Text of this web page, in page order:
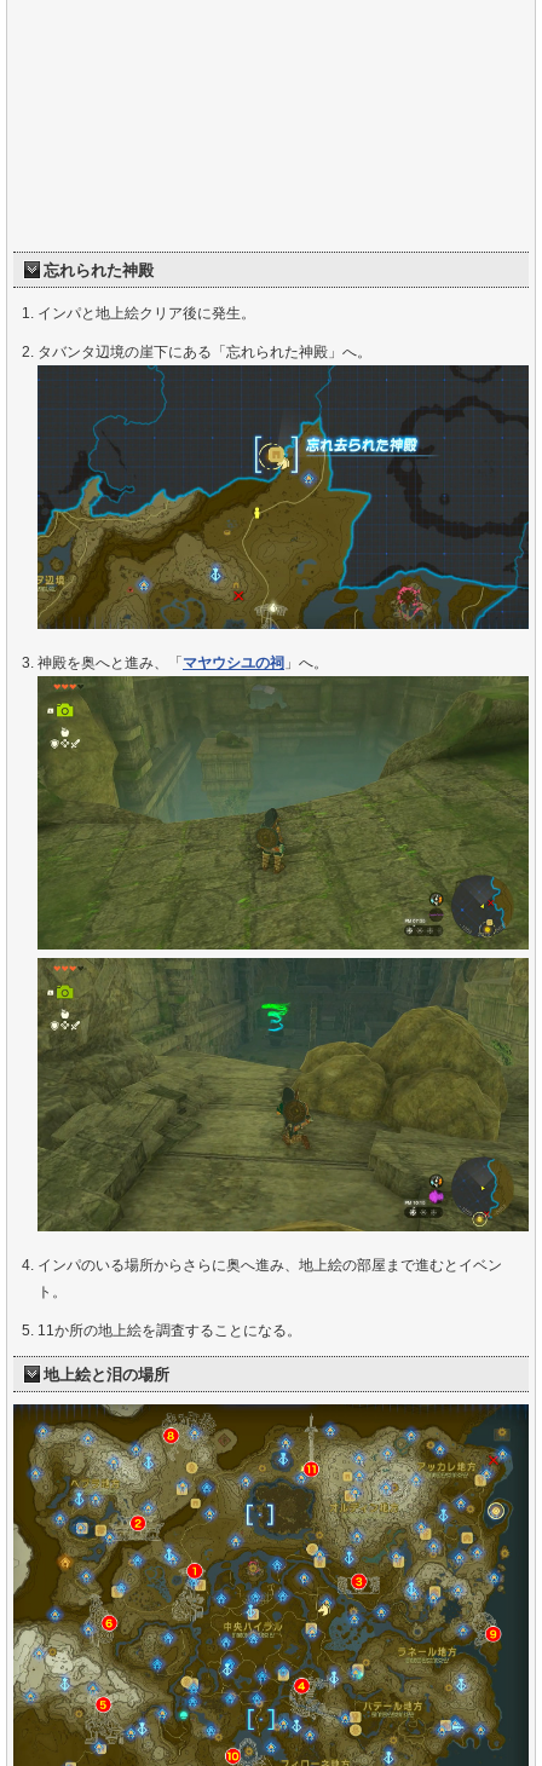
忘れられた神殿
インパと地上絵クリア後に発生。
タバンタ辺境の崖下にある「忘れられた神殿」へ。
神殿を奥へと進み、「マヤウシユの祠 」へ。
インパのいる場所からさらに奥へ進み、地上絵の部屋まで進むとイベン
ト。
11か所の地上絵を調査することになる。
地上絵と泪の場所